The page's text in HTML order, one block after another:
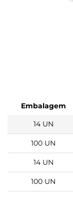
Embalagem
14 UN
100 UN
14 UN
100 UN